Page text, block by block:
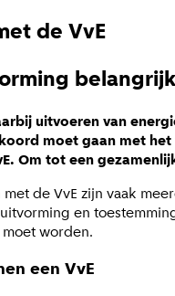
de VvE
belangrijk
uitvoeren van
moet gaan met
Om tot een
met de VvE zijn vaak
en
worden.
een VvE